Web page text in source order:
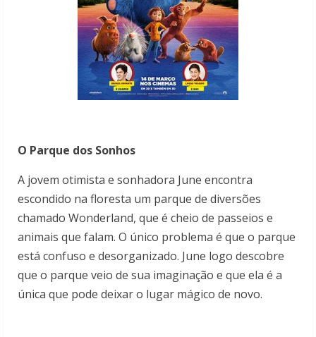
O Parque dos Sonhos
A jovem otimista e sonhadora June encontra
escondido na floresta um parque de diversões
chamado Wonderland, que é cheio de passeios e
animais que falam. O único problema é que o parque
está confuso e desorganizado. June logo descobre
que o parque veio de sua imaginação e que ela é a
única que pode deixar o lugar mágico de novo.